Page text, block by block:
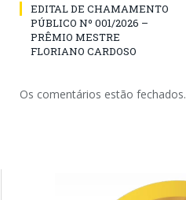
EDITAL DE CHAMAMENTO
PÚBLICO Nº 001/2026 –
PRÊMIO MESTRE
FLORIANO CARDOSO
Os comentários estão fechados.